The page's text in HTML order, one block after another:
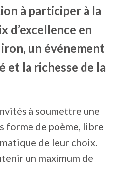
à participer à la
d’excellence en
un événement
et la richesse de la
à soumettre une
forme de poème, libre
de leur choix.
un maximum de